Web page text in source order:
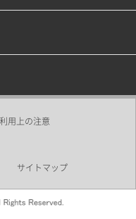
用上の注意
サイトマップ